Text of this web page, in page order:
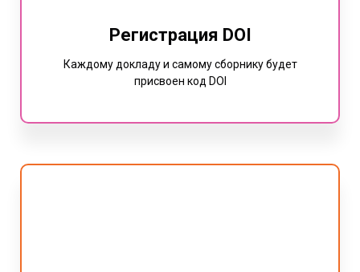
Регистрация DOI
Каждому докладу и самому сборнику будет
присвоен код DOI